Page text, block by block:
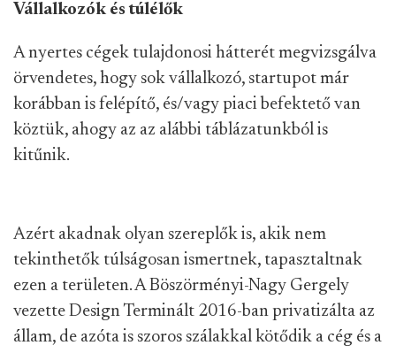
Vállalkozók és túlélők
A nyertes cégek tulajdonosi hátterét megvizsgálva
örvendetes, hogy sok vállalkozó, startupot már
korábban is felépítő, és/vagy piaci befektető van
köztük, ahogy az az alábbi táblázatunkból is
kitűnik.
Azért akadnak olyan szereplők is, akik nem
tekinthetők túlságosan ismertnek, tapasztaltnak
ezen a területen. A Böszörményi-Nagy Gergely
vezette Design Terminált 2016-ban privatizálta az
állam, de azóta is szoros szálakkal kötődik a cég és a